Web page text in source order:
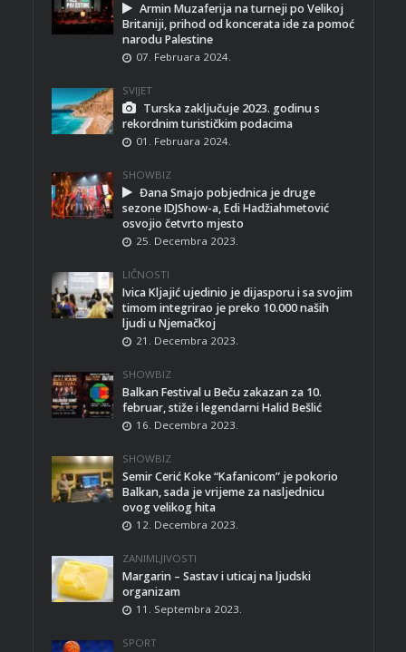
Armin Muzaferija na turneji po Velikoj
Britaniji, prihod od koncerata ide za pomoć
narodu Palestine
07. Februara 2024.
SVIJET
Turska zaključuje 2023. godinu s
rekordnim turističkim podacima
01. Februara 2024.
SHOWBIZ
Đana Smajo pobjednica je druge
sezone IDJShow-a, Edi Hadžiahmetović
osvojio četvrto mjesto
25. Decembra 2023.
LIČNOSTI
Ivica Kljajić ujedinio je dijasporu i sa svojim
timom integrirao je preko 10.000 naših
ljudi u Njemačkoj
21. Decembra 2023.
SHOWBIZ
Balkan Festival u Beču zakazan za 10.
februar, stiže i legendarni Halid Bešlić
16. Decembra 2023.
SHOWBIZ
Semir Cerić Koke “Kafanicom” je pokorio
Balkan, sada je vrijeme za nasljednicu
ovog velikog hita
12. Decembra 2023.
ZANIMLJIVOSTI
Margarin – Sastav i uticaj na ljudski
organizam
11. Septembra 2023.
SPORT